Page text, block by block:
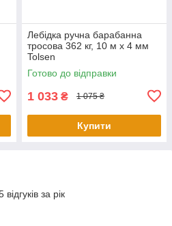
Лебідка ручна барабанна
тросова 362 кг, 10 м х 4 мм
Tolsen
Готово до відправки
1 033 ₴ 1 075 ₴
Купити
за рік